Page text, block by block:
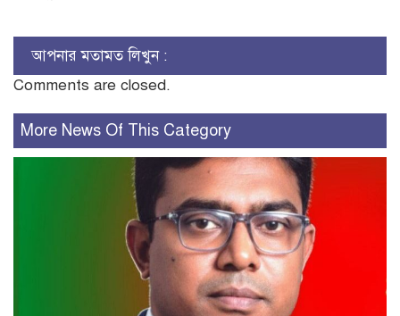
আপনার মতামত লিখুন :
Comments are closed.
More News Of This Category